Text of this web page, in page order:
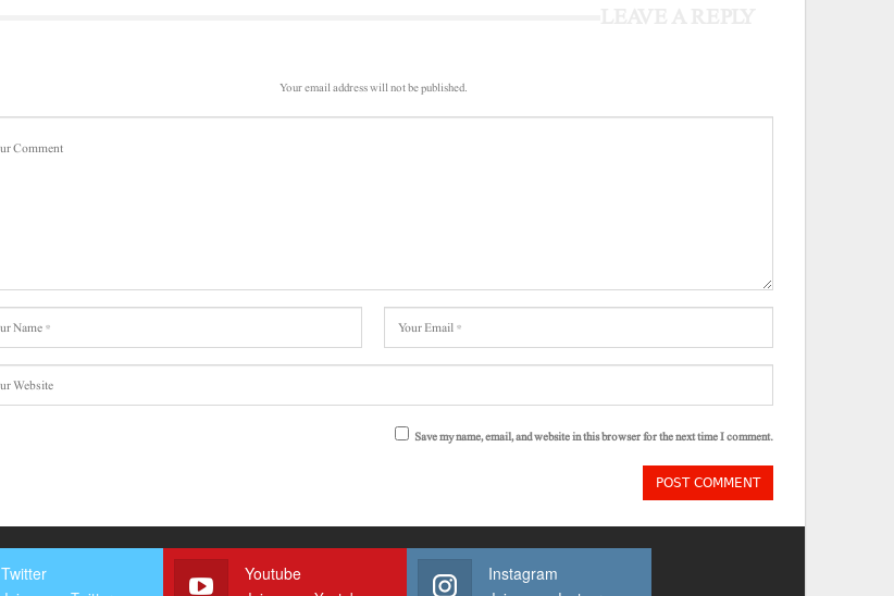
Your email address will not be published.
Save my name, email, and website in this browser for the next time I comment.
Twitter Youtube Instagram